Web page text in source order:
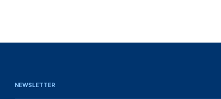
NEWSLETTER